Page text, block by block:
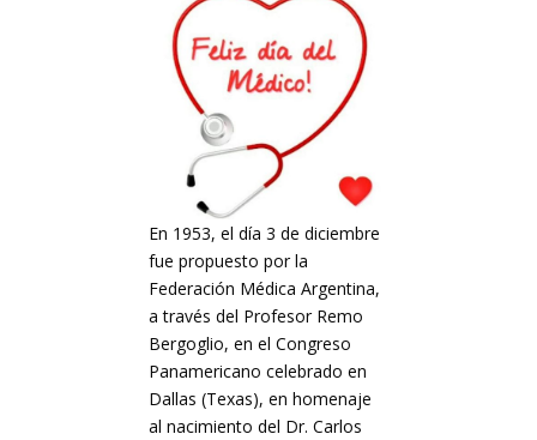
En 1953, el día 3 de diciembre
fue propuesto por la
Federación Médica Argentina,
a través del Profesor Remo
Bergoglio, en el Congreso
Panamericano celebrado en
Dallas (Texas), en homenaje
al nacimiento del Dr. Carlos